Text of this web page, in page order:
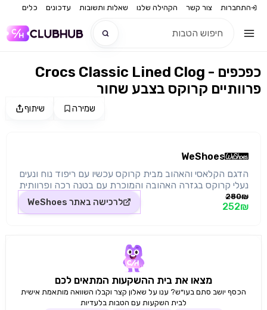
התחברות צור קשר הקהילה שלנו שאלות ותשובות עדכונים כלים
שיתוף שמירה
Crocs Classic Lined Clog - כפכפים
פרוותיים קרוקס בצבע שחור
WeShoes
הדגם הקלאסי והאהוב מבית קרוקס עכשיו עם ריפוד נוח ונעים
נעלי קרוקס בגזרה האהובה והמוכרת עם בטנה רכה ופרוותית
השומרת על כפות הרגליים מושלמת לבית, לטיול ברחוב או
לכל שימוש מחמם אחר סוליית קרוסלייט לנוחות וקלילות בעל
280₪
252₪ לרכישה באתר WeShoes
מצאו את בית ההשקעות המתאים לכם
הכסף יושב סתם בעו״ש? ענו על שאלון קצר וקבלו השוואה מותאמת אישית
לבית השקעות עם הטבות בלעדיות